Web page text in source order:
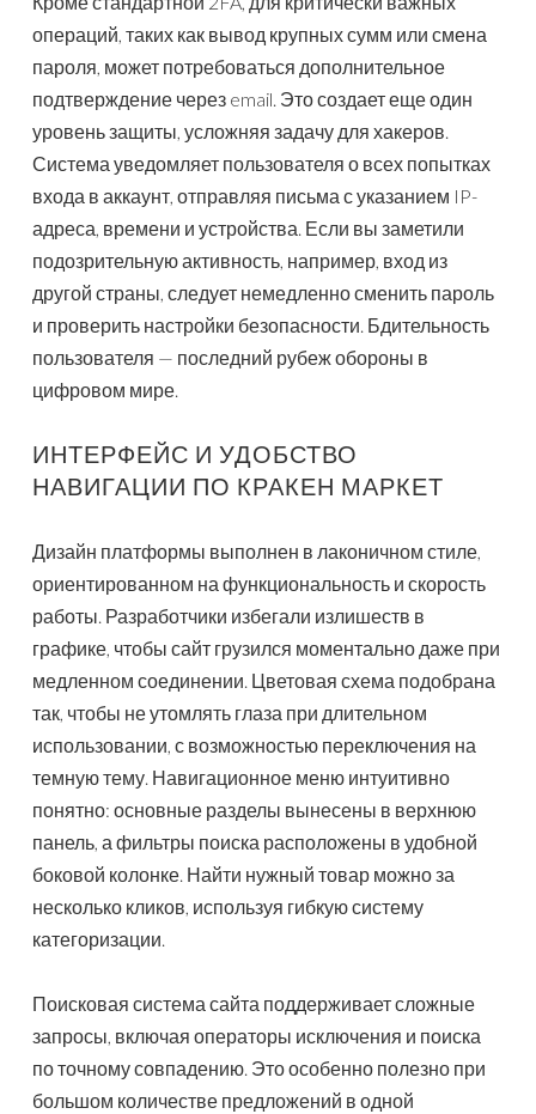
операций, таких как вывод крупных сумм или смена
пароля, может потребоваться дополнительное
подтверждение через email. Это создает еще один
уровень защиты, усложняя задачу для хакеров.
Система уведомляет пользователя о всех попытках
входа в аккаунт, отправляя письма с указанием IP-
адреса, времени и устройства. Если вы заметили
подозрительную активность, например, вход из
другой страны, следует немедленно сменить пароль
и проверить настройки безопасности. Бдительность
пользователя — последний рубеж обороны в
цифровом мире.
ИНТЕРФЕЙС И УДОБСТВО
НАВИГАЦИИ ПО КРАКЕН МАРКЕТ
Дизайн платформы выполнен в лаконичном стиле,
ориентированном на функциональность и скорость
работы. Разработчики избегали излишеств в
графике, чтобы сайт грузился моментально даже при
медленном соединении. Цветовая схема подобрана
так, чтобы не утомлять глаза при длительном
использовании, с возможностью переключения на
темную тему. Навигационное меню интуитивно
понятно: основные разделы вынесены в верхнюю
панель, а фильтры поиска расположены в удобной
боковой колонке. Найти нужный товар можно за
несколько кликов, используя гибкую систему
категоризации.
Поисковая система сайта поддерживает сложные
запросы, включая операторы исключения и поиска
по точному совпадению. Это особенно полезно при
большом количестве предложений в одной